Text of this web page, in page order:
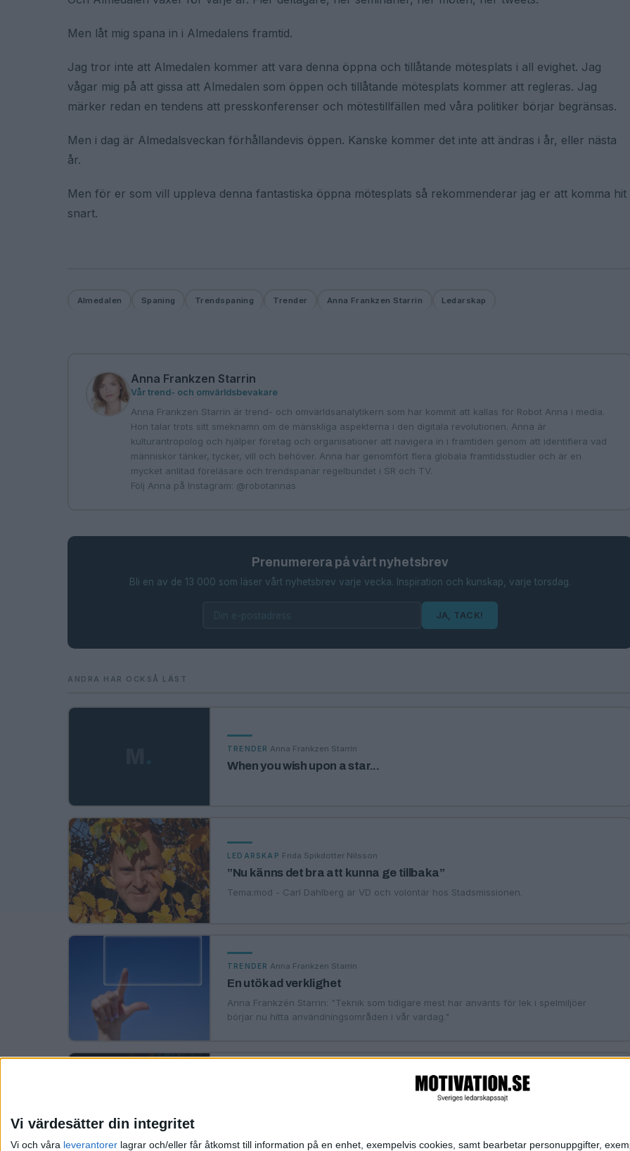
Vi värdesätter din integritet
Vi och våra leverantorer lagrar och/eller får åtkomst till information på en enhet, exempelvis cookies, samt bearbetar personuppgifter,
Men låt mig spana in i Almedalens framtid.
Jag tror inte att Almedalen kommer att vara denna öppna och tillåtande mötesplats i all evighet. Jag
vågar mig på att gissa att Almedalen som öppen och tillåtande mötesplats kommer att regleras. Jag
märker redan en tendens att presskonferenser och mötestillfällen med våra politiker börjar begränsas.
Men i dag är Almedalsveckan förhållandevis öppen. Kanske kommer det inte att ändras i år, eller nästa
år.
Men för er som vill uppleva denna fantastiska öppna mötesplats så rekommenderar jag er att komma hit
snart.
Almedalen Spaning Trendspaning Trender Anna Frankzen Starrin Ledarskap
Anna Frankzen Starrin
Vår trend- och omvärldsbevakare
Anna Frankzen Starrin är trend- och omvärldsanalytikern som har kommit att kallas för Robot Anna i media.
Hon talar trots sitt smeknamn om de mänskliga aspekterna i den digitala revolutionen. Anna är
kulturantropolog och hjälper företag och organisationer att navigera in i framtiden genom att identifiera vad
människor tänker, tycker, vill och behöver. Anna har genomfört flera globala framtidsstudier och är en
mycket anlitad föreläsare och trendspanar regelbundet i SR och TV.
Följ Anna på Instagram: @robotannas
Prenumerera på vårt nyhetsbrev
Bli en av de 13 000 som läser vårt nyhetsbrev varje vecka. Inspiration och kunskap, varje torsdag.
JA, TACK!
ANDRA HAR OCKSÅ LÄST
TRENDER Anna Frankzen Starrin
When you wish upon a star...
LEDARSKAP Frida Spikdotter Nilsson
”Nu känns det bra att kunna ge tillbaka”
Tema:mod - Carl Dahlberg är VD och volontär hos Stadsmissionen.
TRENDER Anna Frankzen Starrin
En utökad verklighet
Anna Frankzén Starrin: "Teknik som tidigare mest har använts för lek i spelmiljöer
börjar nu hitta användningsområden i vår vardag."